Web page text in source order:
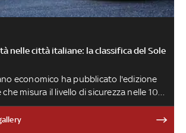
nelle città italiane: la classifica del Sole
economico ha pubblicato l'edizione
misura il livello di sicurezza nelle 106
considerando le denunce sporte
per 18 tipologie di reato. Da Napoli a